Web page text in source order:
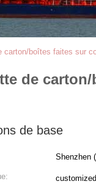
boîtes faites sur
de
de base
Shenzhen
customized